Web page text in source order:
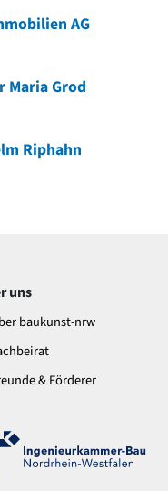
AG
Maria Grod
Riphahn
uns
baukunst-nrw
& Förderer